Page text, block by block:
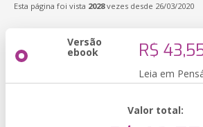
Esta página foi vista 2028vezes desde 26/03/2020
Versão
ebook R$
Leia em
Valor total: